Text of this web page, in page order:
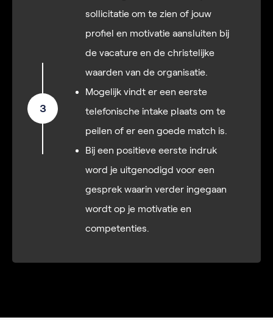
3
sollicitatie om te zien of jouw
profiel en motivatie aansluiten bij
de vacature en de christelijke
waarden van de organisatie.
Mogelijk vindt er een eerste
telefonische intake plaats om te
peilen of er een goede match is.
Bij een positieve eerste indruk
word je uitgenodigd voor een
gesprek waarin verder ingegaan
wordt op je motivatie en
competenties.